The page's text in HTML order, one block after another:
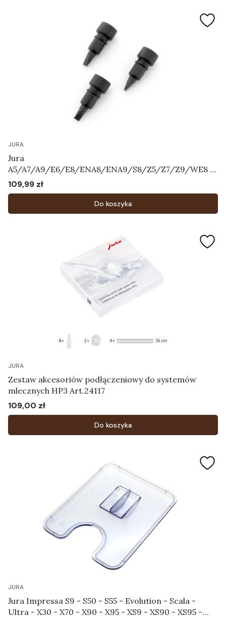
JURA
Jura
A5/A7/A9/E6/E8/ENA8/ENA9/S8/Z5/Z7/Z9/WE8 -
Zestaw zaworków napowietrzających Art.72444
Cena
109,99 zł
Do koszyka
JURA
Zestaw akcesoriów podłączeniowy do systemów
mlecznych HP3 Art.24117
Cena
109,00 zł
Do koszyka
JURA
Jura Impressa S9 - S50 - S55 - Evolution - Scala -
Ultra - X30 - X70 - X90 - X95 - XS9 - XS90 - XS95 -